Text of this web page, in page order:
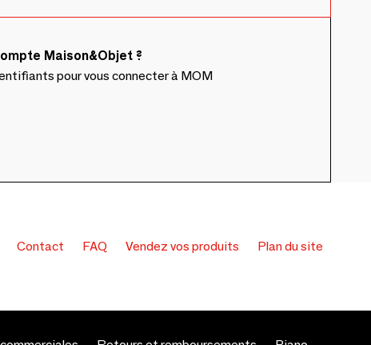
Maison&Objet ?
pour vous connecter à MOM
Contact FAQ Vendez vos produits Plan du site